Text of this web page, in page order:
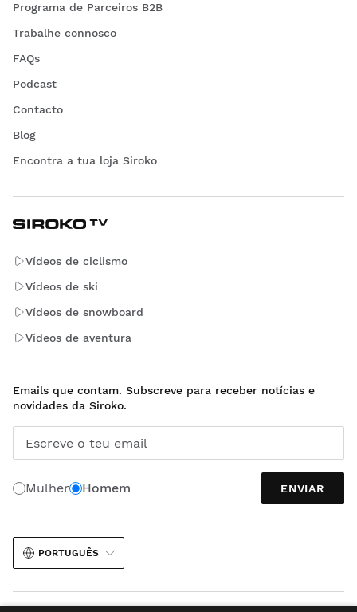
Programa de Parceiros B2B
Trabalhe connosco
FAQs
Podcast
Contacto
Blog
Encontra a tua loja Siroko
Vídeos de ciclismo
Vídeos de ski
Vídeos de snowboard
Vídeos de aventura
Emails que contam. Subscreve para receber notícias e
novidades da Siroko.
Escreve o teu email
Mulher Homem ENVIAR
PORTUGUÊS